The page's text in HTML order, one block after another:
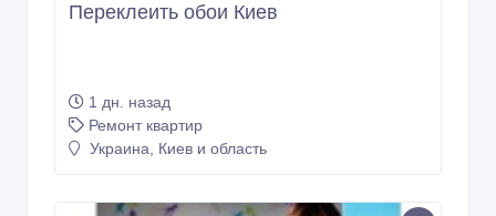
Переклеить обои Киев
1 дн. назад
Ремонт квартир
Украина, Киев и область